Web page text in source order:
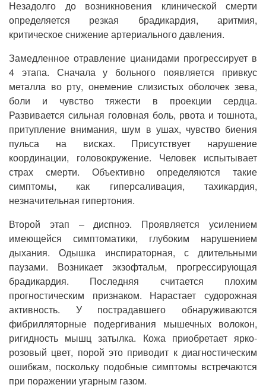
Незадолго до возникновения клинической смерти
определяется резкая брадикардия, аритмия,
критическое снижение артериального давления.
Замедленное отравление цианидами прогрессирует в
4 этапа. Сначала у больного появляется привкус
металла во рту, онемение слизистых оболочек зева,
боли и чувство тяжести в проекции сердца.
Развивается сильная головная боль, рвота и тошнота,
притупление внимания, шум в ушах, чувство биения
пульса на висках. Присутствует нарушение
координации, головокружение. Человек испытывает
страх смерти. Объективно определяются такие
симптомы, как гиперсаливация, тахикардия,
незначительная гипертония.
Второй этап – диспноэ. Проявляется усилением
имеющейся симптоматики, глубоким нарушением
дыхания. Одышка инспираторная, с длительными
паузами. Возникает экзофтальм, прогрессирующая
брадикардия. Последняя считается плохим
прогностическим признаком. Нарастает судорожная
активность. У пострадавшего обнаруживаются
фибрилляторные подергивания мышечных волокон,
ригидность мышц затылка. Кожа приобретает ярко-
розовый цвет, порой это приводит к диагностическим
ошибкам, поскольку подобные симптомы встречаются
при поражении угарным газом.